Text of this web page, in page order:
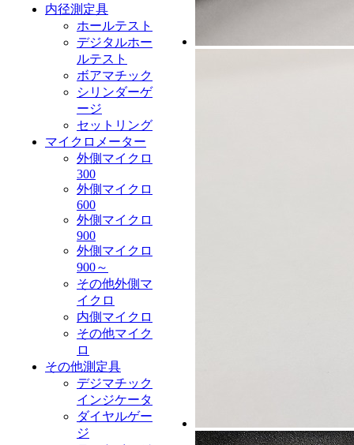
内径測定具
ホールテスト
デジタルホー
ルテスト
ボアマチック
シリンダーゲ
ージ
セットリング
マイクロメーター
外側マイクロ
300
外側マイクロ
600
外側マイクロ
900
外側マイクロ
900～
その他外側マ
イクロ
内側マイクロ
その他マイク
ロ
その他測定具
デジマチック
インジケータ
ダイヤルゲー
ジ